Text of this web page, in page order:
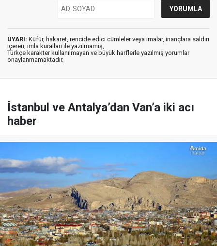
UYARI: Küfür, hakaret, rencide edici cümleler veya imalar, inançlara saldırı
içeren, imla kuralları ile yazılmamış,
Türkçe karakter kullanılmayan ve büyük harflerle yazılmış yorumlar
onaylanmamaktadır.
İstanbul ve Antalya’dan Van’a iki acı
haber